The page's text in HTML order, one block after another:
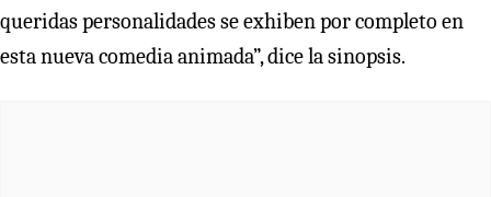
queridas personalidades se exhiben por completo en
esta nueva comedia animada”, dice la sinopsis.